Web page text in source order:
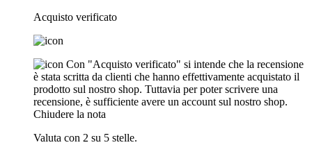
Acquisto verificato
Con "Acquisto verificato" si intende che la recensione
è stata scritta da clienti che hanno effettivamente acquistato il
prodotto sul nostro shop. Tuttavia per poter scrivere una
recensione, è sufficiente avere un account sul nostro shop.
Chiudere la nota
Valuta con 2 su 5 stelle.